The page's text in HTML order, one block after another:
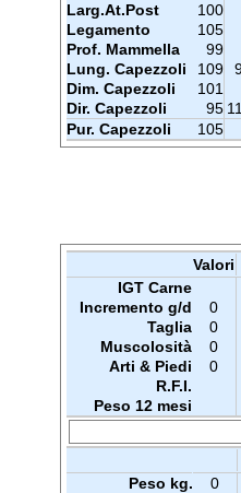
Larg.At.Post
100
Legamento
105
Prof. Mammella
99
Lung. Capezzoli
109
Dim. Capezzoli
101
Dir. Capezzoli
95
Pur. Capezzoli
105
Valori
IGT Carne
Incremento g/d
0
Taglia
0
Muscolosità
0
Arti & Piedi
0
R.F.I.
Peso 12 mesi
Peso kg.
0